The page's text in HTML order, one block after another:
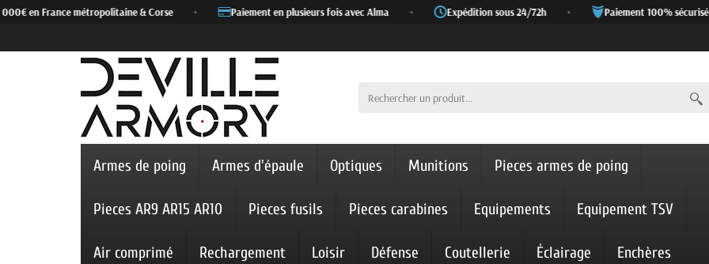
en France métropolitaine & Corse Paiement en plusieurs fois avec Alma Expédition sous 24/72h Paiement 100% sécurisé
Armes de poing Armes d'épaule Optiques Munitions Pieces armes de poing
Pieces AR9 AR15 AR10 Pieces fusils Pieces carabines Equipements Equipement TSV
Air comprimé Rechargement Loisir Défense Coutellerie Éclairage Enchères